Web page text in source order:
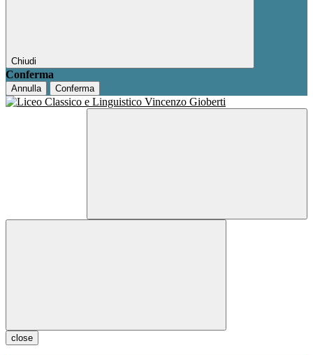
Chiudi
Conferma
Annulla Conferma
close